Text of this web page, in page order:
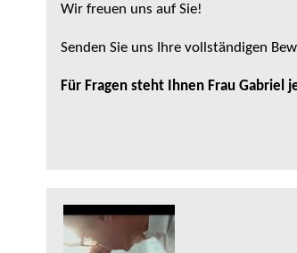
Wir freuen uns auf Sie!
Senden Sie uns Ihre vollständigen
Für Fragen steht Ihnen Frau Gabriel